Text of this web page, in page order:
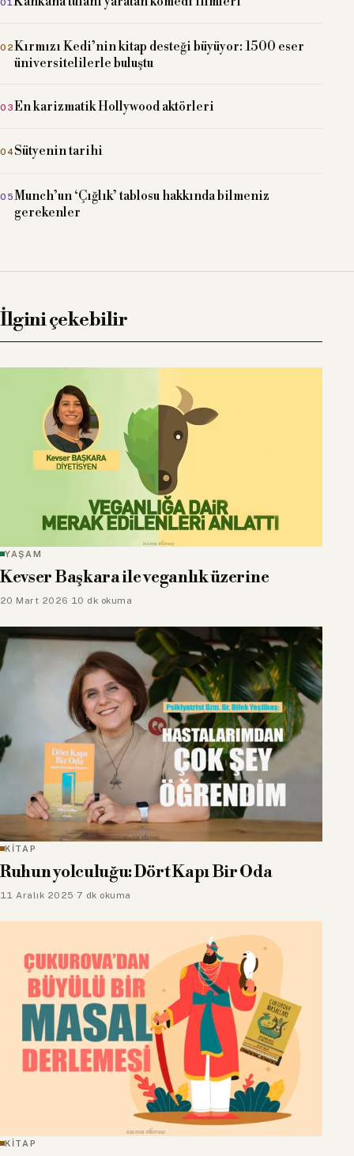
Kırmızı Kedi’nin kitap desteği büyüyor: 1500 eser
üniversitelilerle buluştu
En karizmatik Hollywood aktörleri
Sütyenin tarihi
Munch’un ‘Çığlık’ tablosu hakkında bilmeniz
gerekenler
İlgini çekebilir
YAŞAM
Kevser Başkara ile veganlık üzerine
20 Mart 2026 ·10 dk okuma
KİTAP
Ruhun yolculuğu: Dört Kapı Bir Oda
11 Aralık 2025·7 dk okuma
KİTAP